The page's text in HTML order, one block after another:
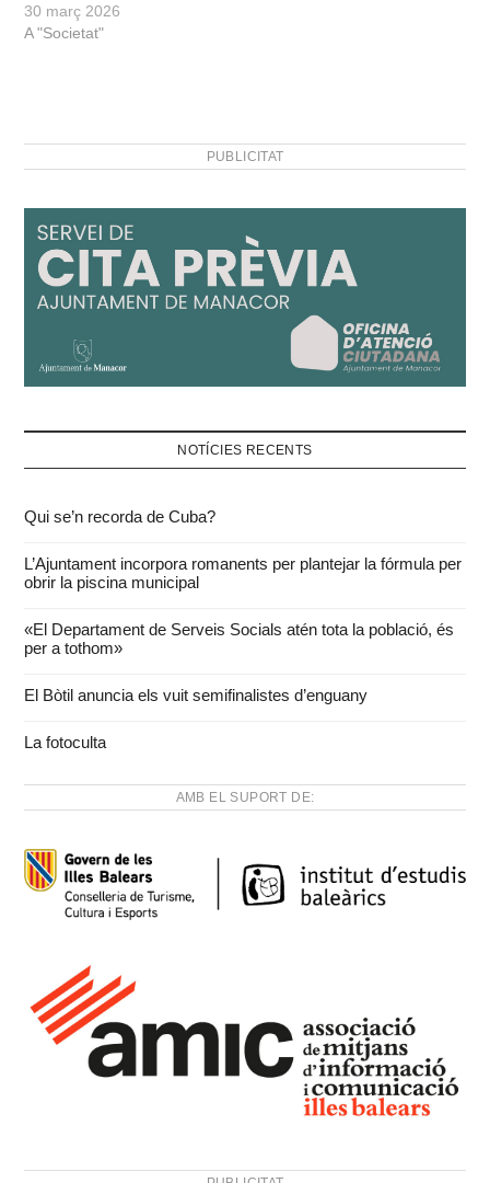
30 març 2026
A "Societat"
PUBLICITAT
NOTÍCIES RECENTS
Qui se’n recorda de Cuba?
L’Ajuntament incorpora romanents per plantejar la fórmula per
obrir la piscina municipal
«El Departament de Serveis Socials atén tota la població, és
per a tothom»
El Bòtil anuncia els vuit semifinalistes d’enguany
La fotoculta
AMB EL SUPORT DE: